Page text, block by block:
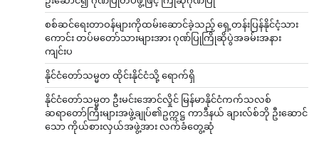
စစ်ဆင်ရေးတာဝန်များကိုထမ်းဆောင်ခဲ့သည့် ရှေ့တန်းပြန်နိုင်ငံ့သား
ကောင်း တပ်မတော်သားများအား ဂုဏ်ပြုကြိုဆိုပွဲအခမ်းအနား
ကျင်းပ
နိုင်ငံတော်သမ္မတ ထိုင်းနိုင်ငံသို့ ရောက်ရှိ
နိုင်ငံတော်သမ္မတ ဦးမင်းအောင်လှိုင် မြန်မာနိုင်ငံကက်သလစ်
ဆရာတော်ကြီးများအဖွဲ့ချုပ်၏ဥက္ကဋ္ဌ ကာဒီနယ် ချားလ်စ်ဘို ဦးဆောင်
သော ကိုယ်စားလှယ်အဖွဲ့အား လက်ခံတွေ့ဆုံ